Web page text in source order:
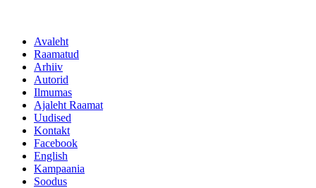
Avaleht
Raamatud
Arhiiv
Autorid
Ilmumas
Ajaleht Raamat
Uudised
Kontakt
Facebook
English
Kampaania
Soodus